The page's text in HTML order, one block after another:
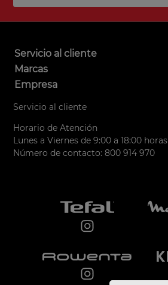
Servicio al cliente
Marcas
Empresa
Servicio al cliente
Horario de Atención
Lunes a Viernes de 9:00 a 18:00 horas
Número de contacto: 800 914 970